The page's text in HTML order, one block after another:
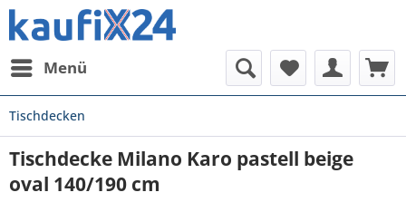
Menü
Tischdecken
Tischdecke Milano Karo pastell beige
oval 140/190 cm